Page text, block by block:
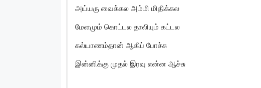
அய்யரு வைக்கல அம்மி மிதிக்கல
மேளமும் கொட்டல தாலியும் கட்டல
கல்யாணம்தான் ஆகிப் போச்சு
இன்னிக்கு முதல் இரவு என்ன ஆச்சு